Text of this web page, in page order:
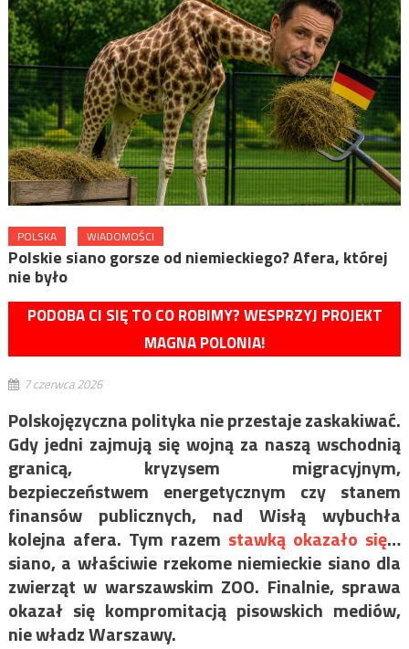
POLSKA WIADOMOŚCI
Polskie siano gorsze od niemieckiego? Afera, której
nie było
PODOBA CI SIĘ TO CO ROBIMY? WESPRZYJ PROJEKT
MAGNA POLONIA!
7 czerwca 2026
Polskojęzyczna polityka nie przestaje zaskakiwać.
Gdy jedni zajmują się wojną za naszą wschodnią
granicą, kryzysem migracyjnym,
bezpieczeństwem energetycznym czy stanem
finansów publicznych, nad Wisłą wybuchła
kolejna afera. Tym razem stawką okazało się…
siano, a właściwie rzekome niemieckie siano dla
zwierząt w warszawskim ZOO. Finalnie, sprawa
okazał się kompromitacją pisowskich mediów,
nie władz Warszawy.